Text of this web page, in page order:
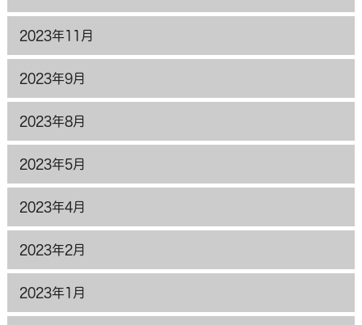
2023年11月
2023年9月
2023年8月
2023年5月
2023年4月
2023年2月
2023年1月